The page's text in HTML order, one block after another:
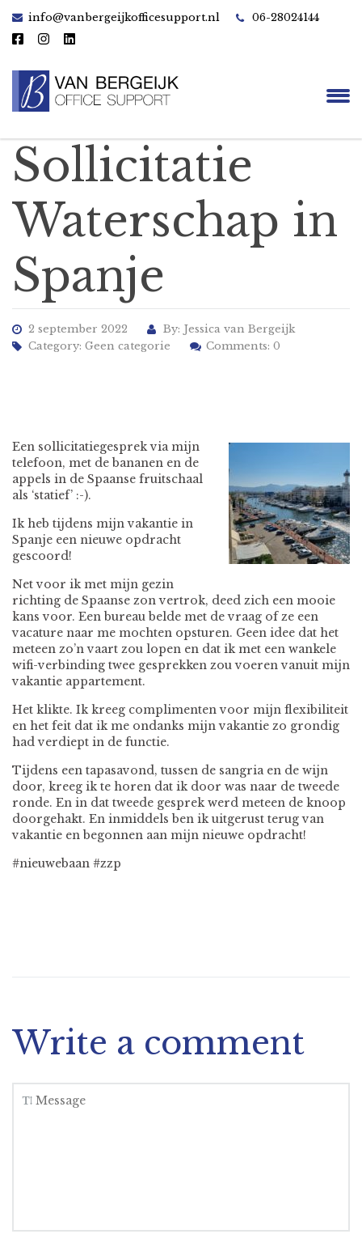
info@vanbergeijkofficesupport.nl 06-28024144
Sollicitatie
Waterschap in
Spanje
2 september 2022
By: Jessica van Bergeijk
Category: Geen categorie Comments: 0
Een sollicitatiegesprek via mijn
telefoon, met de bananen en de
appels in de Spaanse fruitschaal
als ‘statief’ :-).
Ik heb tijdens mijn vakantie in
Spanje een nieuwe opdracht
gescoord!
Net voor ik met mijn gezin
richting de Spaanse zon vertrok, deed zich een mooie
kans voor. Een bureau belde met de vraag of ze een
vacature naar me mochten opsturen. Geen idee dat het
meteen zo’n vaart zou lopen en dat ik met een wankele
wifi-verbinding twee gesprekken zou voeren vanuit mijn
vakantie appartement.
Het klikte. Ik kreeg complimenten voor mijn flexibiliteit
en het feit dat ik me ondanks mijn vakantie zo grondig
had verdiept in de functie.
Tijdens een tapasavond, tussen de sangria en de wijn
door, kreeg ik te horen dat ik door was naar de tweede
ronde. En in dat tweede gesprek werd meteen de knoop
doorgehakt. En inmiddels ben ik uitgerust terug van
vakantie en begonnen aan mijn nieuwe opdracht!
#nieuwebaan #zzp
Write a comment